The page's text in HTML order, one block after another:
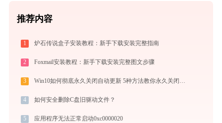
推荐内容
1 炉石传说盒子安装教程：新手下载安装完整指南
2 Foxmail安装教程：新手下载安装完整图文步骤
3 Win10如何彻底永久关闭自动更新 5种方法教你永久关闭win10自动更新
4 如何安全删除C盘旧驱动文件？
5 应用程序无法正常启动0xc0000020